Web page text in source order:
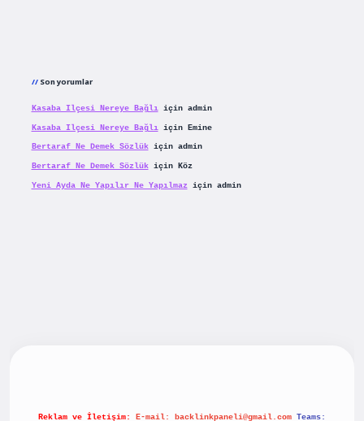
Son yorumlar
Kasaba Ilçesi Nereye Bağlıiçin admin
Kasaba Ilçesi Nereye Bağlıiçin Emine
Bertaraf Ne Demek Sözlükiçin admin
Bertaraf Ne Demek Sözlükiçin Köz
Yeni Ayda Ne Yapılır Ne Yapılmaziçin admin
Reklam ve İletişim: E-mail: backlinkpaneli@gmail.com Teams: